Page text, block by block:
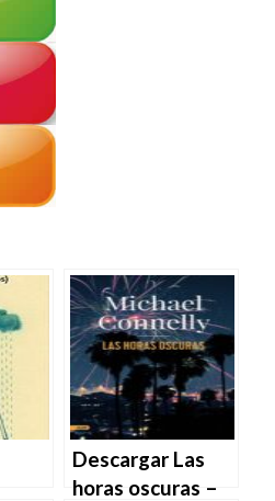
Descargar Las
horas oscuras –